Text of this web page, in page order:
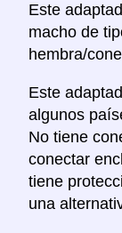
Este
macho de
hembra/
Este
algunos
No tiene
conectar
tiene
una